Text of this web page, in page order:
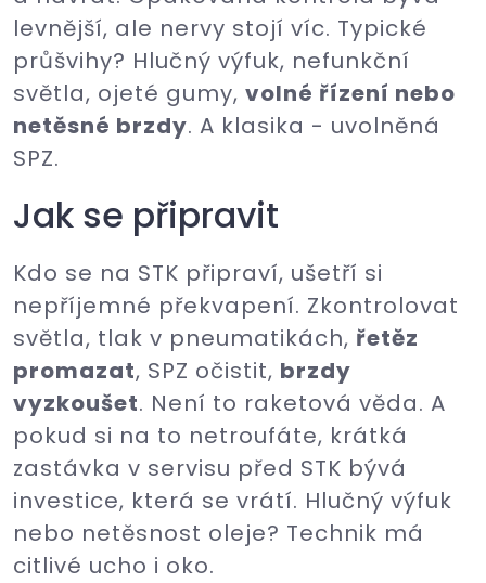
levnější, ale nervy stojí víc. Typické
průšvihy? Hlučný výfuk, nefunkční
světla, ojeté gumy, volné řízení nebo
netěsné brzdy. A klasika - uvolněná
SPZ.
Jak se připravit
Kdo se na STK připraví, ušetří si
nepříjemné překvapení. Zkontrolovat
světla, tlak v pneumatikách, řetěz
promazat, SPZ očistit, brzdy
vyzkoušet. Není to raketová věda. A
pokud si na to netroufáte, krátká
zastávka v servisu před STK bývá
investice, která se vrátí. Hlučný výfuk
nebo netěsnost oleje? Technik má
citlivé ucho i oko.